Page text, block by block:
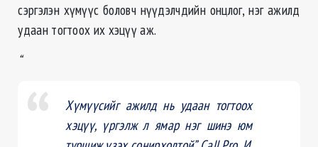
сэргэлэн хүмүүс боловч нүүдэлчдийн онцлог, нэг ажилд
удаан тогтоох их хэцүү аж.
“
Хүмүүсийг ажилд нь удаан тогтоох
хэцүү, үргэлж л ямар нэг шинэ юм